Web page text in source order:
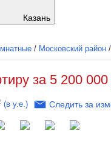
Казань
/ Московский район /
за 5 200
(в у.е.) Следить за